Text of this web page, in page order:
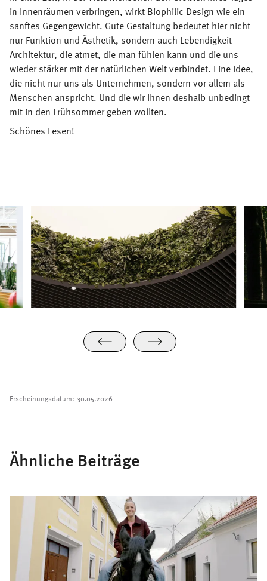
in Innenräumen verbringen, wirkt Biophilic Design wie ein
sanftes Gegengewicht. Gute Gestaltung bedeutet hier nicht
nur Funktion und Ästhetik, sondern auch Lebendigkeit –
Architektur, die atmet, die man fühlen kann und die uns
wieder stärker mit der natürlichen Welt verbindet. Eine Idee,
die nicht nur uns als Unternehmen, sondern vor allem als
Menschen anspricht. Und die wir Ihnen deshalb unbedingt
mit in den Frühsommer geben wollten.
Schönes Lesen!
Erscheinungsdatum: 30.05.2026
Ähnliche Beiträge